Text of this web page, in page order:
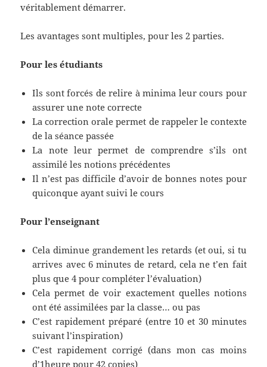
véritablement démarrer.
Les avantages sont multiples, pour les 2 parties.
Pour les étudiants
Ils sont forcés de relire à minima leur cours pour
assurer une note correcte
La correction orale permet de rappeler le contexte
de la séance passée
La note leur permet de comprendre s’ils ont
assimilé les notions précédentes
Il n’est pas difficile d’avoir de bonnes notes pour
quiconque ayant suivi le cours
Pour l’enseignant
Cela diminue grandement les retards (et oui, si tu
arrives avec 6 minutes de retard, cela ne t’en fait
plus que 4 pour compléter l’évaluation)
Cela permet de voir exactement quelles notions
ont été assimilées par la classe… ou pas
C’est rapidement préparé (entre 10 et 30 minutes
suivant l’inspiration)
C’est rapidement corrigé (dans mon cas moins
d’1heure pour 42 copies)